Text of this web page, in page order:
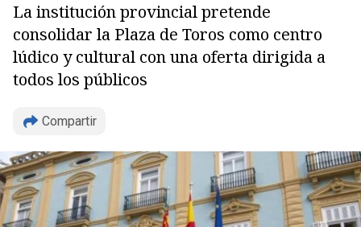
La institución provincial pretende
consolidar la Plaza de Toros como centro
lúdico y cultural con una oferta dirigida a
todos los públicos
Compartir